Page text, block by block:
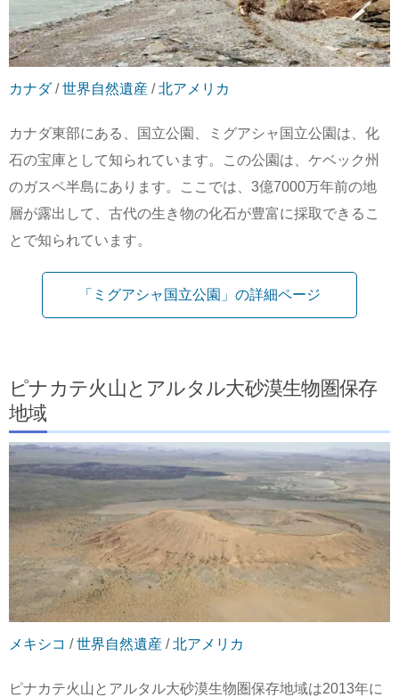
カナダ/世界自然遺産 /北アメリカ
カナダ東部にある、国立公園、ミグアシャ国立公園は、化
石の宝庫として知られています。この公園は、ケベック州
のガスペ半島にあります。ここでは、3億7000万年前の地
層が露出して、古代の生き物の化石が豊富に採取できるこ
とで知られています。
「ミグアシャ国立公園」の詳細ページ
ピナカテ火山とアルタル大砂漠生物圏保存
地域
メキシコ /世界自然遺産 /北アメリカ
ピナカテ火山とアルタル大砂漠生物圏保存地域は2013年に